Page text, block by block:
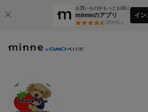
お買いものがもっとお得に
minneのアプリ
3万件以上
イン